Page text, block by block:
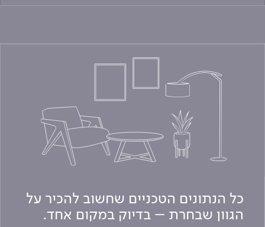
כל הנתונים הטכניים שחשוב להכיר על
הגוון שבחרת – בדיוק במקום אחד.